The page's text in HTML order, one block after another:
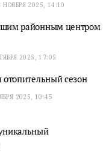
НОЯБРЯ 2025, 14:10
районным центром
2025, 17:05
отопительный сезон
2025, 10:45